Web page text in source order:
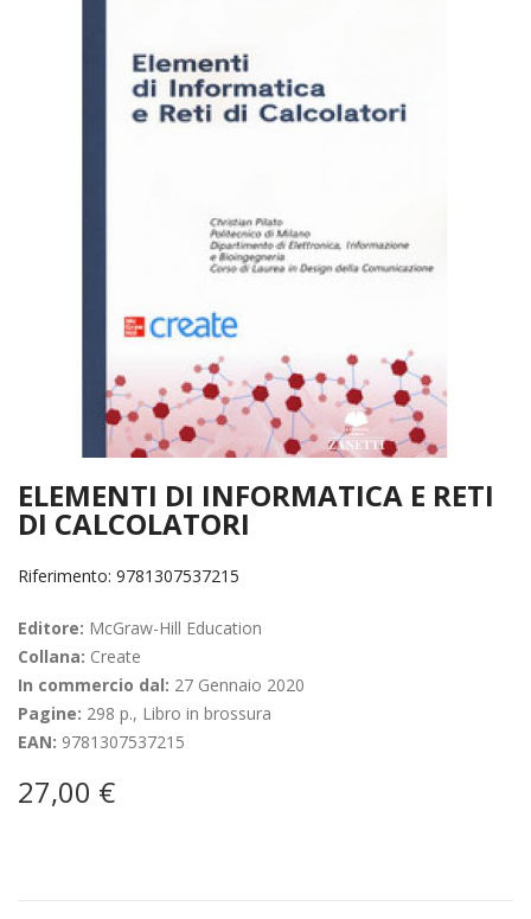
ELEMENTI DI INFORMATICA E RETI
DI CALCOLATORI
Riferimento: 9781307537215
Editore: McGraw-Hill Education
Collana: Create
In commercio dal: 27 Gennaio 2020
Pagine: 298 p., Libro in brossura
EAN: 9781307537215
27,00 €